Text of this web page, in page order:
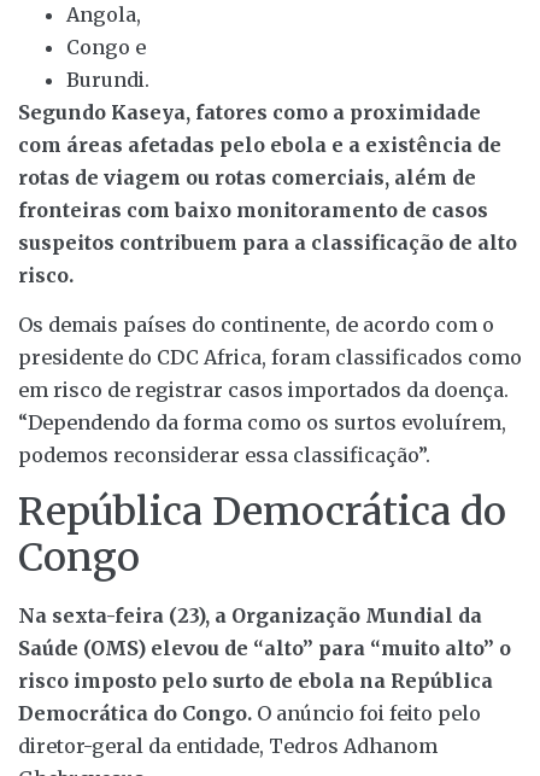
Angola,
Congo e
Burundi.
Segundo Kaseya, fatores como a proximidade
com áreas afetadas pelo ebola e a existência de
rotas de viagem ou rotas comerciais, além de
fronteiras com baixo monitoramento de casos
suspeitos contribuem para a classificação de alto
risco.
Os demais países do continente, de acordo com o
presidente do CDC Africa, foram classificados como
em risco de registrar casos importados da doença.
“Dependendo da forma como os surtos evoluírem,
podemos reconsiderar essa classificação”.
República Democrática do
Congo
Na sexta-feira (23), a Organização Mundial da
Saúde (OMS) elevou de “alto” para “muito alto” o
risco imposto pelo surto de ebola na República
Democrática do Congo. O anúncio foi feito pelo
diretor-geral da entidade, Tedros Adhanom